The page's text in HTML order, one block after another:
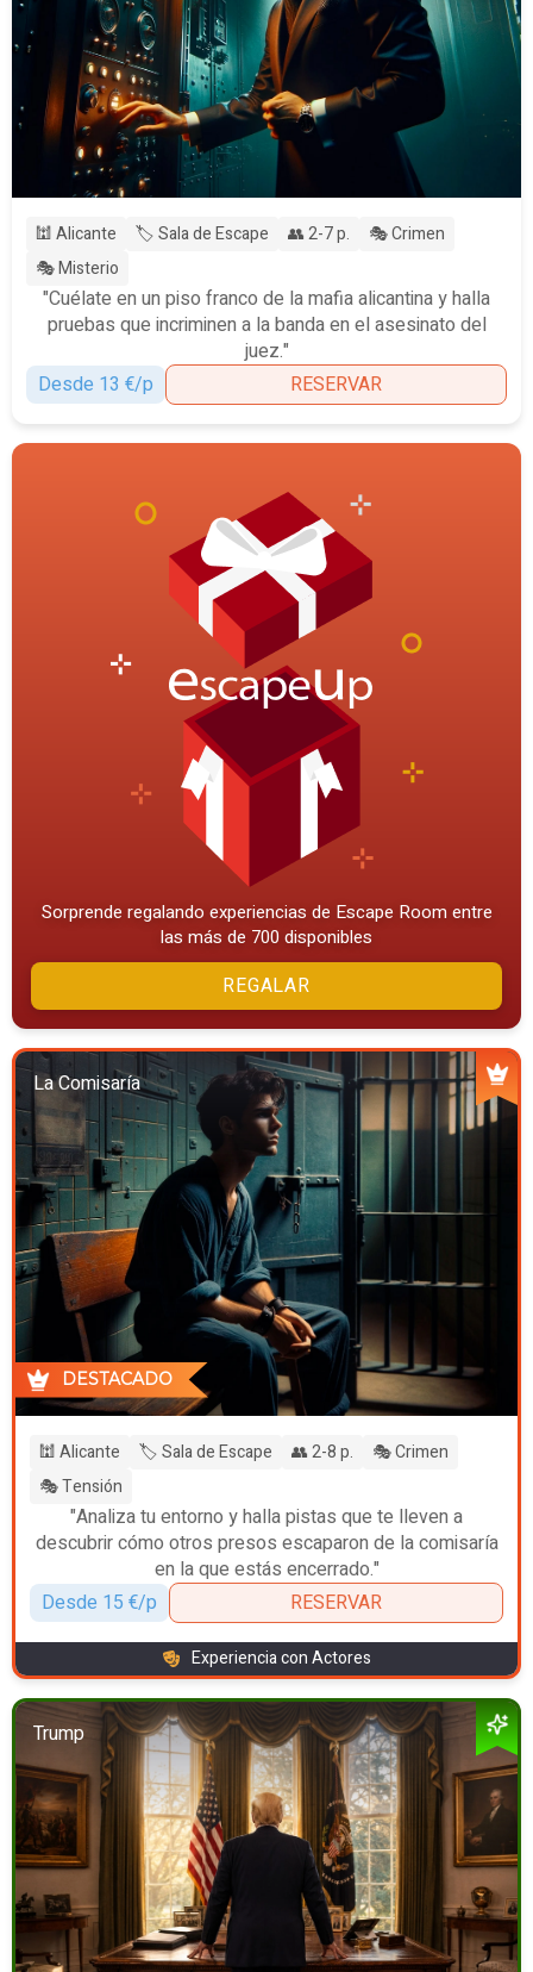
🕍 Alicante 🏷️ Sala de Escape 👥 2-7 p.
🎭 Crimen
🎭 Misterio
"Cuélate en un piso franco de la mafia alicantina y halla
pruebas que incriminen a la banda en el asesinato del
juez."
Desde 13 €/p
RESERVAR
Sorprende regalando experiencias de Escape Room entre
las más de 700 disponibles
REGALAR
La Comisaría
DESTACADO
🕍 Alicante 🏷️ Sala de Escape 👥 2-8 p.
🎭 Crimen
🎭 Tensión
"Analiza tu entorno y halla pistas que te lleven a
descubrir cómo otros presos escaparon de la comisaría
en la que estás encerrado."
Desde 15 €/p
RESERVAR
Experiencia con Actores
Trump